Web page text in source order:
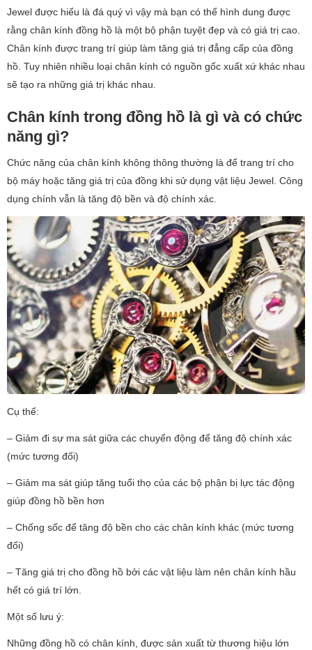
Jewel được hiểu là đá quý vì vậy mà bạn có thể hình dung được
rằng chân kính đồng hồ là một bộ phận tuyệt đẹp và có giá trị cao.
Chân kính được trang trí giúp làm tăng giá trị đẳng cấp của đồng
hồ. Tuy nhiên nhiều loại chân kính có nguồn gốc xuất xứ khác nhau
sẽ tạo ra những giá trị khác nhau.
Chân kính trong đồng hồ là gì và có chức
năng gì?
Chức năng của chân kính không thông thường là để trang trí cho
bộ máy hoặc tăng giá trị của đồng khi sử dụng vật liệu Jewel. Công
dụng chính vẫn là tăng độ bền và độ chính xác.
Cụ thể:
– Giảm đi sự ma sát giữa các chuyển động để tăng độ chính xác
(mức tương đối)
– Giảm ma sát giúp tăng tuổi thọ của các bộ phận bị lực tác động
giúp đồng hồ bền hơn
– Chống sốc để tăng độ bền cho các chân kính khác (mức tương
đối)
– Tăng giá trị cho đồng hồ bởi các vật liệu làm nên chân kính hầu
hết có giá trí lớn.
Một số lưu ý:
Những đồng hồ có chân kính, được sản xuất từ thương hiệu lớn